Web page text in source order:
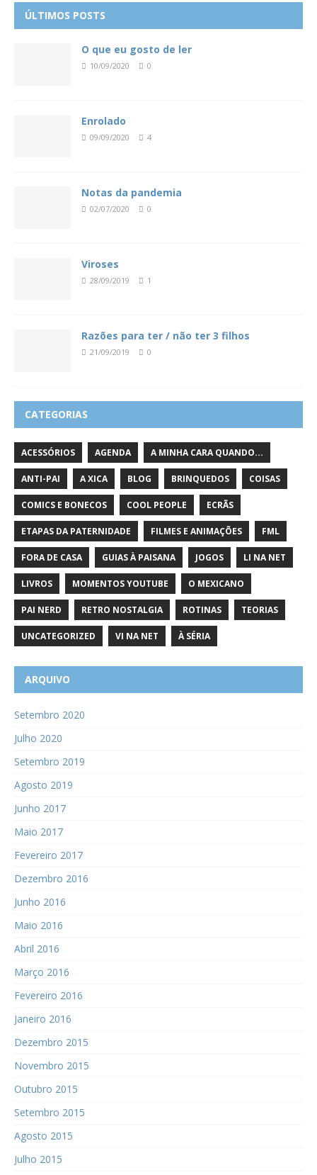
ÚLTIMOS POSTS
O que eu gosto de ler
10/09/2020 0
Enrolado
09/09/2020 4
Notas da pandemia
02/07/2020 0
Viroses
28/09/2019 1
Razões para ter / não ter 3 filhos
21/09/2019 0
CATEGORIAS
ACESSÓRIOS AGENDA A MINHA CARA QUANDO...
ANTI-PAI A XICA BLOG BRINQUEDOS COISAS
COMICS E BONECOS COOL PEOPLE ECRÃS
ETAPAS DA PATERNIDADE FILMES E ANIMAÇÕES FML
FORA DE CASA GUIAS À PAISANA JOGOS LI NA NET
LIVROS MOMENTOS YOUTUBE O MEXICANO
PAI NERD RETRO NOSTALGIA ROTINAS TEORIAS
UNCATEGORIZED VI NA NET À SÉRIA
ARQUIVO
Setembro 2020
Julho 2020
Setembro 2019
Agosto 2019
Junho 2017
Maio 2017
Fevereiro 2017
Dezembro 2016
Junho 2016
Maio 2016
Abril 2016
Março 2016
Fevereiro 2016
Janeiro 2016
Dezembro 2015
Novembro 2015
Outubro 2015
Setembro 2015
Agosto 2015
Julho 2015